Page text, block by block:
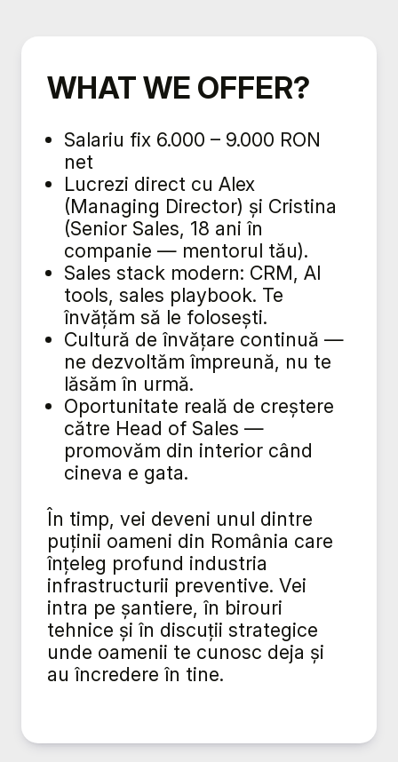
WHAT WE OFFER?
Salariu fix 6.000 – 9.000 RON
net
Lucrezi direct cu Alex
(Managing Director) și Cristina
(Senior Sales, 18 ani în
companie — mentorul tău).
Sales stack modern: CRM, AI
tools, sales playbook. Te
învățăm să le folosești.
Cultură de învățare continuă —
ne dezvoltăm împreună, nu te
lăsăm în urmă.
Oportunitate reală de creștere
către Head of Sales —
promovăm din interior când
cineva e gata.
În timp, vei deveni unul dintre
puținii oameni din România care
înțeleg profund industria
infrastructurii preventive. Vei
intra pe șantiere, în birouri
tehnice și în discuții strategice
unde oamenii te cunosc deja și
au încredere în tine.